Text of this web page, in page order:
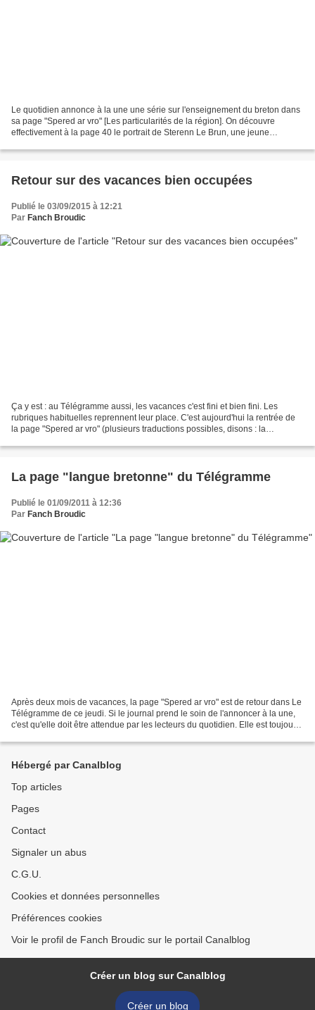
Le quotidien annonce à la une une série sur l'enseignement du breton dans
sa page "Spered ar vro" [Les particularités de la région]. On découvre
effectivement à la page 40 le portrait de Sterenn Le Brun, une jeune
Retour sur des vacances bien occupées
Publié le 03/09/2015 à 12:21
Par Fanch Broudic
Ça y est : au Télégramme aussi, les vacances c'est fini et bien fini. Les
rubriques habituelles reprennent leur place. C'est aujourd'hui la rentrée de
la page "Spered ar vro" (plusieurs traductions possibles, disons : la
La page "langue bretonne" du Télégramme
Publié le 01/09/2011 à 12:36
Par Fanch Broudic
Après deux mois de vacances, la page "Spered ar vro" est de retour dans Le
Télégramme de ce jeudi. Si le journal prend le soin de l'annoncer à la une,
c'est qu'elle doit être attendue par les lecteurs du quotidien. Elle est toujours
Hébergé par Canalblog
Top articles
Pages
Contact
Signaler un abus
C.G.U.
Cookies et données personnelles
Préférences cookies
Voir le profil de Fanch Broudic sur le portail Canalblog
Créer un blog sur Canalblog
Créer un blog